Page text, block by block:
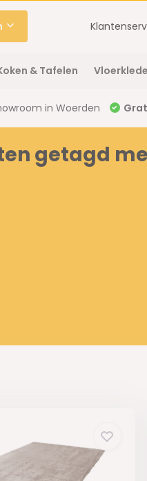
& Tafelen
in Woerden
getagd